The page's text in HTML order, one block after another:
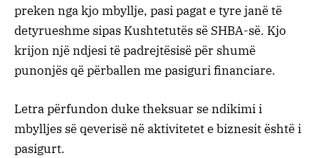
preken nga kjo mbyllje, pasi pagat e tyre janë të
detyrueshme sipas Kushtetutës së SHBA-së. Kjo
krijon një ndjesi të padrejtësisë për shumë
punonjës që përballen me pasiguri financiare.
Letra përfundon duke theksuar se ndikimi i
mbylljes së qeverisë në aktivitetet e biznesit është i
pasigurt.